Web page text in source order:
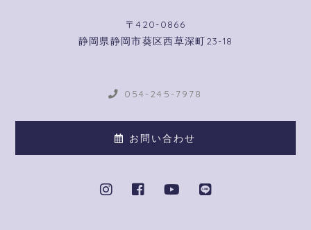
〒420-0866
静岡県静岡市葵区西草深町23-18
054-245-7978
お問い合わせ